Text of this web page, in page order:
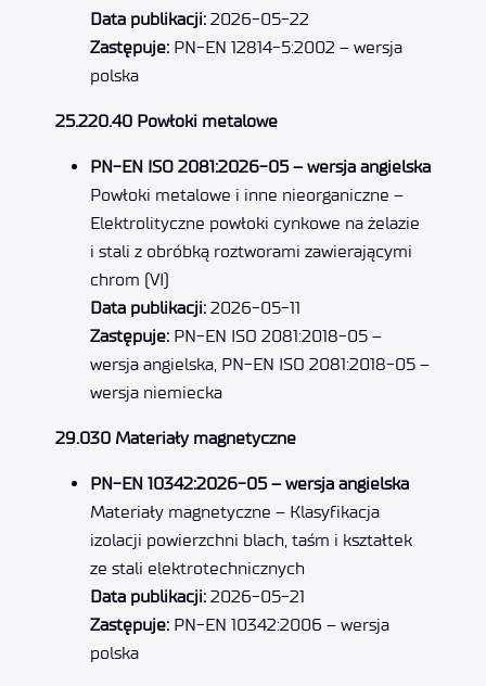
Data publikacji: 2026-05-22
Zastępuje: PN-EN 12814-5:2002 – wersja
polska
25.220.40 Powłoki metalowe
PN-EN ISO 2081:2026-05 – wersja angielska
Powłoki metalowe i inne nieorganiczne –
Elektrolityczne powłoki cynkowe na żelazie
i stali z obróbką roztworami zawierającymi
chrom (VI)
Data publikacji: 2026-05-11
Zastępuje: PN-EN ISO 2081:2018-05 –
wersja angielska, PN-EN ISO 2081:2018-05 –
wersja niemiecka
29.030 Materiały magnetyczne
PN-EN 10342:2026-05 – wersja angielska
Materiały magnetyczne – Klasyfikacja
izolacji powierzchni blach, taśm i kształtek
ze stali elektrotechnicznych
Data publikacji: 2026-05-21
Zastępuje: PN-EN 10342:2006 – wersja
polska